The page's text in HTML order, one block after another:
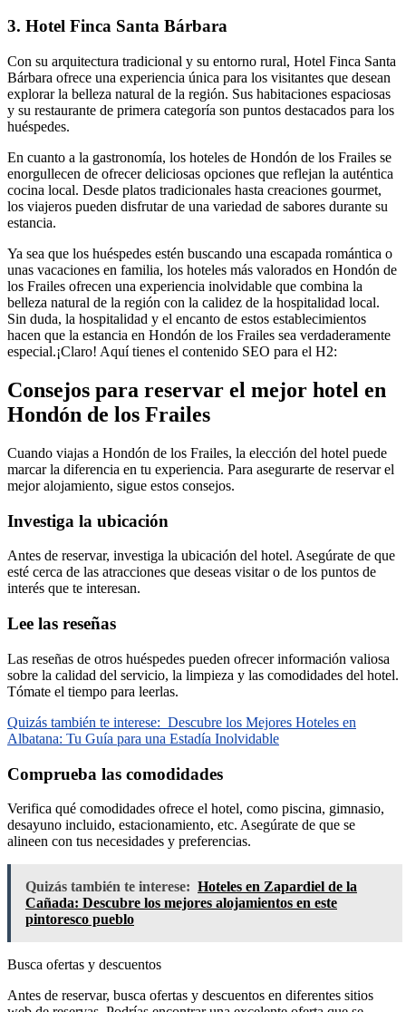
3. Hotel Finca Santa Bárbara
Con su arquitectura tradicional y su entorno rural, Hotel Finca Santa
Bárbara ofrece una experiencia única para los visitantes que desean
explorar la belleza natural de la región. Sus habitaciones espaciosas
y su restaurante de primera categoría son puntos destacados para los
huéspedes.
En cuanto a la gastronomía, los hoteles de Hondón de los Frailes se
enorgullecen de ofrecer deliciosas opciones que reflejan la auténtica
cocina local. Desde platos tradicionales hasta creaciones gourmet,
los viajeros pueden disfrutar de una variedad de sabores durante su
estancia.
Ya sea que los huéspedes estén buscando una escapada romántica o
unas vacaciones en familia, los hoteles más valorados en Hondón de
los Frailes ofrecen una experiencia inolvidable que combina la
belleza natural de la región con la calidez de la hospitalidad local.
Sin duda, la hospitalidad y el encanto de estos establecimientos
hacen que la estancia en Hondón de los Frailes sea verdaderamente
especial.¡Claro! Aquí tienes el contenido SEO para el H2:
Consejos para reservar el mejor hotel en
Hondón de los Frailes
Cuando viajas a Hondón de los Frailes, la elección del hotel puede
marcar la diferencia en tu experiencia. Para asegurarte de reservar el
mejor alojamiento, sigue estos consejos.
Investiga la ubicación
Antes de reservar, investiga la ubicación del hotel. Asegúrate de que
esté cerca de las atracciones que deseas visitar o de los puntos de
interés que te interesan.
Lee las reseñas
Las reseñas de otros huéspedes pueden ofrecer información valiosa
sobre la calidad del servicio, la limpieza y las comodidades del hotel.
Tómate el tiempo para leerlas.
Quizás también te interese: Descubre los Mejores Hoteles en
Albatana: Tu Guía para una Estadía Inolvidable
Comprueba las comodidades
Verifica qué comodidades ofrece el hotel, como piscina, gimnasio,
desayuno incluido, estacionamiento, etc. Asegúrate de que se
alineen con tus necesidades y preferencias.
Quizás también te interese: Hoteles en Zapardiel de la
Cañada: Descubre los mejores alojamientos en este
pintoresco pueblo
Busca ofertas y descuentos
Antes de reservar, busca ofertas y descuentos en diferentes sitios